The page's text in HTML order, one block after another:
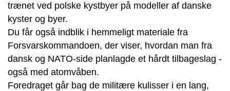
trænet ved polske kystbyer på modeller af danske
kyster og byer.
Du får også indblik i hemmeligt materiale fra
Forsvarskommandoen, der viser, hvordan man fra
dansk og NATO-side planlagde et hårdt tilbageslag -
også med atomvåben.
Foredraget går bag de militære kulisser i en lang,